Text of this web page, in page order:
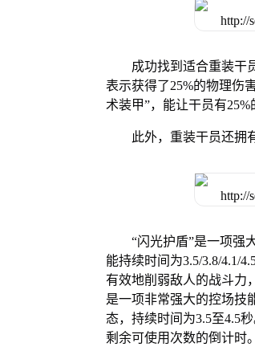
成功找到适合重装干
表示获得了25%的物理伤
术装甲”，能让干员有25%
此外，重装干员还拥
“闪光护盾”是一项强
能持续时间为3.5/3.8/4.1/
有效地削弱敌人的战斗力
是一项非常强大的控场技
态，持续时间为3.5至4.5
剩余可使用次数的倒计时